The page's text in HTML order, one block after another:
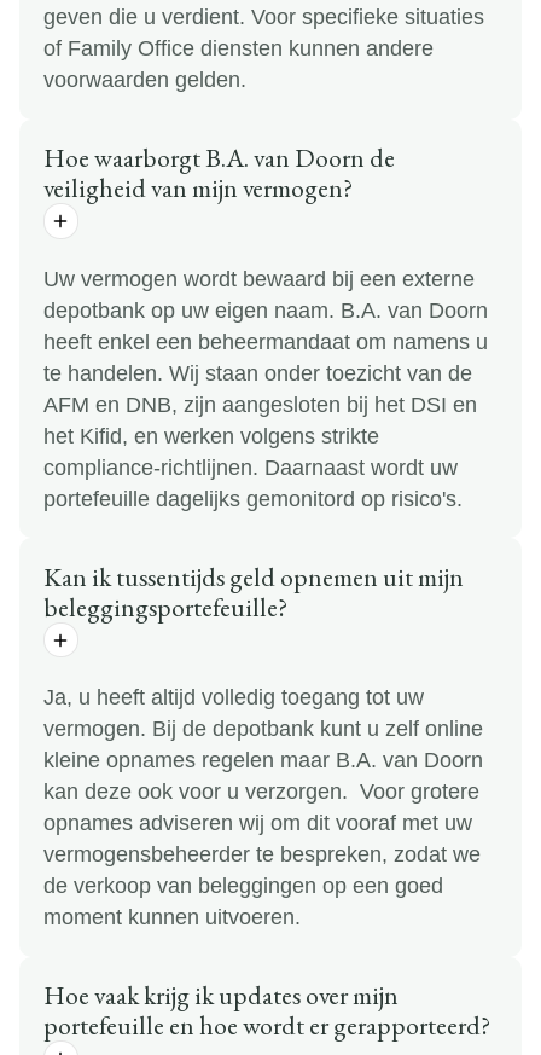
geven die u verdient. Voor specifieke situaties
of Family Office diensten kunnen andere
voorwaarden gelden.
Hoe waarborgt B.A. van Doorn de
veiligheid van mijn vermogen?
Uw vermogen wordt bewaard bij een externe
depotbank op uw eigen naam. B.A. van Doorn
heeft enkel een beheermandaat om namens u
te handelen. Wij staan onder toezicht van de
AFM en DNB, zijn aangesloten bij het DSI en
het Kifid, en werken volgens strikte
compliance-richtlijnen. Daarnaast wordt uw
portefeuille dagelijks gemonitord op risico's.
Kan ik tussentijds geld opnemen uit mijn
beleggingsportefeuille?
Ja, u heeft altijd volledig toegang tot uw
vermogen. Bij de depotbank kunt u zelf online
kleine opnames regelen maar B.A. van Doorn
kan deze ook voor u verzorgen. Voor grotere
opnames adviseren wij om dit vooraf met uw
vermogensbeheerder te bespreken, zodat we
de verkoop van beleggingen op een goed
moment kunnen uitvoeren.
Hoe vaak krijg ik updates over mijn
portefeuille en hoe wordt er gerapporteerd?